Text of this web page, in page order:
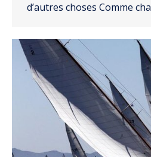
d’autres choses Comme